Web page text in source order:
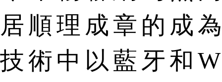
居順理成章的成
技術中以藍牙和